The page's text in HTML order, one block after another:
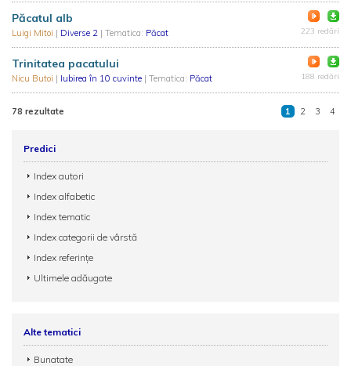
Păcatul alb
Luigi Mitoi | Diverse 2 | Tematica: Păcat 223 redări
Trinitatea pacatului
Nicu Butoi | Iubirea în 10 cuvinte | Tematica: Păcat 188 redări
78 rezultate 1 2 3 4
Predici
Index autori
Index alfabetic
Index tematic
Index categorii de vârstă
Index referințe
Ultimele adăugate
Alte tematici
Bunatate